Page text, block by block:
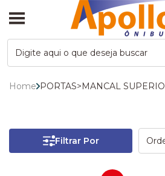
Home PORTAS>MANCAL
Filtrar Por